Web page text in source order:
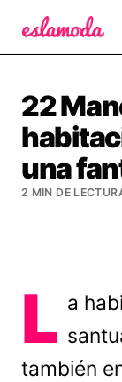
22
una
2 MIN DE
L a
también